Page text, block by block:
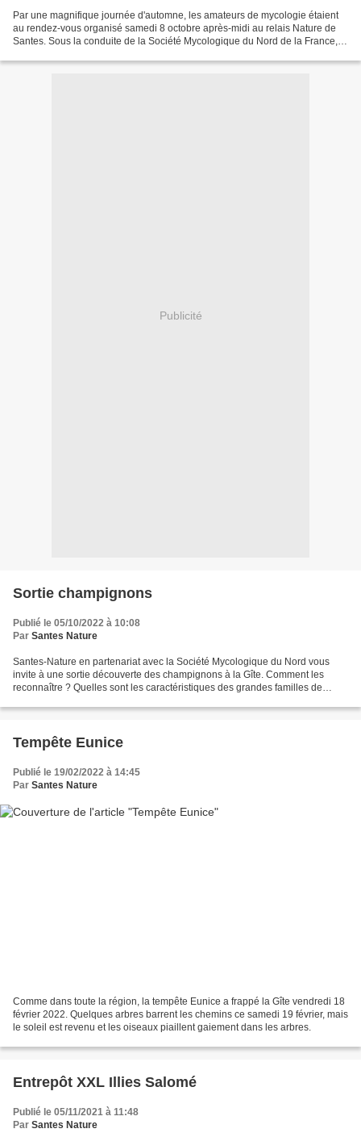
Par une magnifique journée d'automne, les amateurs de mycologie étaient
au rendez-vous organisé samedi 8 octobre après-midi au relais Nature de
Santes. Sous la conduite de la Société Mycologique du Nord de la France,
Publicité
Sortie champignons
Publié le 05/10/2022 à 10:08
Par Santes Nature
Santes-Nature en partenariat avec la Société Mycologique du Nord vous
invite à une sortie découverte des champignons à la Gîte. Comment les
reconnaître ? Quelles sont les caractéristiques des grandes familles de
Tempête Eunice
Publié le 19/02/2022 à 14:45
Par Santes Nature
Comme dans toute la région, la tempête Eunice a frappé la Gîte vendredi 18
février 2022. Quelques arbres barrent les chemins ce samedi 19 février, mais
le soleil est revenu et les oiseaux piaillent gaiement dans les arbres.
Entrepôt XXL Illies Salomé
Publié le 05/11/2021 à 11:48
Par Santes Nature